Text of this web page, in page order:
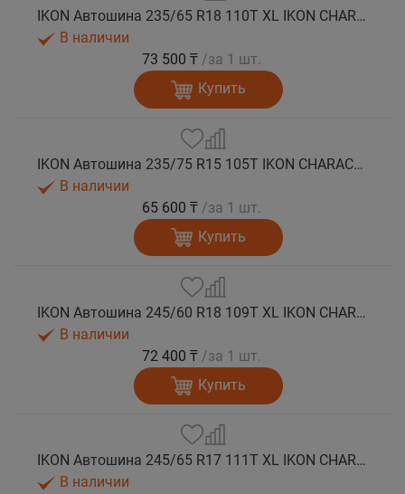
IKON Автошина 235/65 R18 110T XL IKON CHARACTER ICE 7 SUV шип.
В наличии
73 500 ₸ /за 1 шт.
Купить
IKON Автошина 235/75 R15 105T IKON CHARACTER ICE 7 SUV шип.
В наличии
65 600 ₸ /за 1 шт.
Купить
IKON Автошина 245/60 R18 109T XL IKON CHARACTER ICE 7 SUV шип.
В наличии
72 400 ₸ /за 1 шт.
Купить
IKON Автошина 245/65 R17 111T XL IKON CHARACTER ICE 7 SUV шип.
В наличии